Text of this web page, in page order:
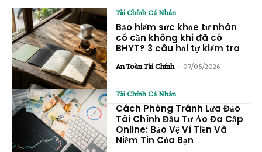
Tài Chính Cá Nhân
Bảo hiểm sức khỏe tư nhân
có cần không khi đã có
BHYT? 3 câu hỏi tự kiểm tra
An Toàn Tài Chính - 07/05/2026
Tài Chính Cá Nhân
Cách Phòng Tránh Lừa Đảo
Tài Chính Đầu Tư Ảo Đa Cấp
Online: Bảo Vệ Ví Tiền Và
Niềm Tin Của Bạn